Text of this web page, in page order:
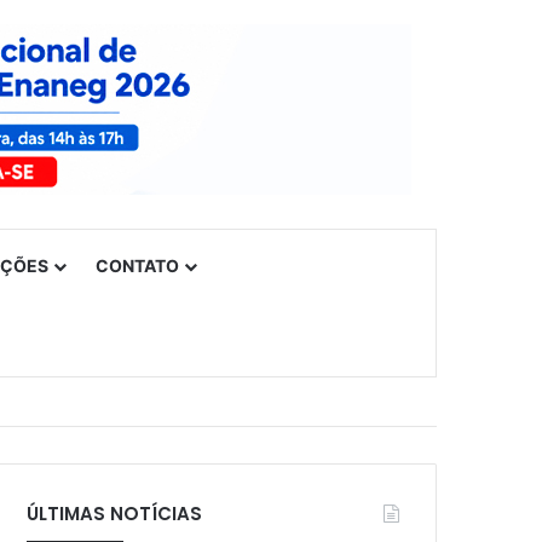
CONTATO
ÚLTIMAS NOTÍCIAS